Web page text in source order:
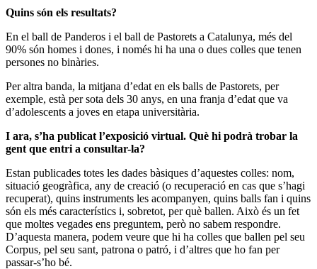
Quins són els resultats?
En el ball de Panderos i el ball de Pastorets a Catalunya, més del
90% són homes i dones, i només hi ha una o dues colles que tenen
persones no binàries.
Per altra banda, la mitjana d’edat en els balls de Pastorets, per
exemple, està per sota dels 30 anys, en una franja d’edat que va
d’adolescents a joves en etapa universitària.
I ara, s’ha publicat l’exposició virtual. Què hi podrà trobar la
gent que entri a consultar-la?
Estan publicades totes les dades bàsiques d’aquestes colles: nom,
situació geogràfica, any de creació (o recuperació en cas que s’hagi
recuperat), quins instruments les acompanyen, quins balls fan i quins
són els més característics i, sobretot, per què ballen. Això és un fet
que moltes vegades ens preguntem, però no sabem respondre.
D’aquesta manera, podem veure que hi ha colles que ballen pel seu
Corpus, pel seu sant, patrona o patró, i d’altres que ho fan per
passar-s’ho bé.